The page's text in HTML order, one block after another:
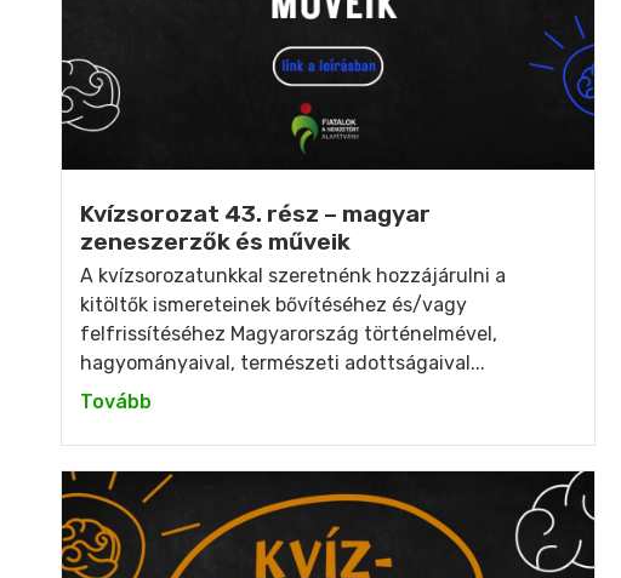
Kvízsorozat 43. rész – magyar
zeneszerzők és műveik
A kvízsorozatunkkal szeretnénk hozzájárulni a
kitöltők ismereteinek bővítéséhez és/vagy
felfrissítéséhez Magyarország történelmével,
hagyományaival, természeti adottságaival...
Tovább